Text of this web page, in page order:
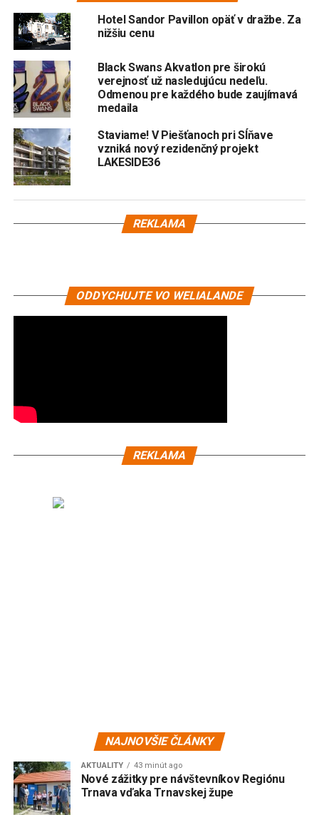
Hotel Sandor Pavillon opäť v dražbe. Za
nižšiu cenu
Black Swans Akvatlon pre širokú
verejnosť už nasledujúcu nedeľu.
Odmenou pre každého bude zaujímavá
medaila
Staviame! V Piešťanoch pri Sĺňave
vzniká nový rezidenčný projekt
LAKESIDE36
REKLAMA
ODDYCHUJTE VO WELIALANDE
REKLAMA
NAJNOVŠIE ČLÁNKY
AKTUALITY 43 minút ago
Nové zážitky pre návštevníkov Regiónu
Trnava vďaka Trnavskej župe